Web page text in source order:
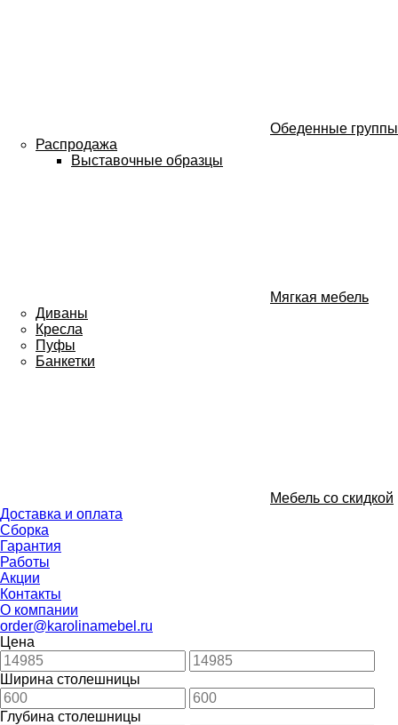
Обеденные группы
Распродажа
Выставочные образцы
Мягкая мебель
Диваны
Кресла
Пуфы
Банкетки
Мебель со скидкой
Доставка и оплата
Сборка
Гарантия
Работы
Акции
Контакты
О компании
order@karolinamebel.ru
Цена
Ширина столешницы
Глубина столешницы